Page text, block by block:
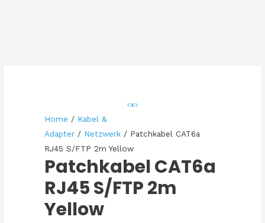
Home / Kabel &
Adapter / Netzwerk / Patchkabel CAT6a
RJ45 S/FTP 2m Yellow
Patchkabel CAT6a
RJ45 S/FTP 2m
Yellow